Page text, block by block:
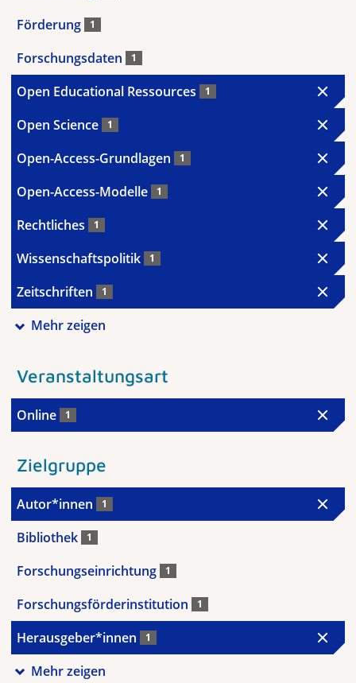
Förderung 1
Forschungsdaten 1
Open Educational Ressources 1
Open Science 1
Open-Access-Grundlagen 1
Open-Access-Modelle 1
Rechtliches 1
Wissenschaftspolitik 1
Zeitschriften 1
Mehr zeigen
Veranstaltungsart
Online 1
Zielgruppe
Autor*innen 1
Bibliothek 1
Forschungseinrichtung 1
Forschungsförderinstitution 1
Herausgeber*innen 1
Mehr zeigen